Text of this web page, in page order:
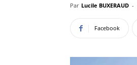
Par Lucile BUXERAUD -
Facebook